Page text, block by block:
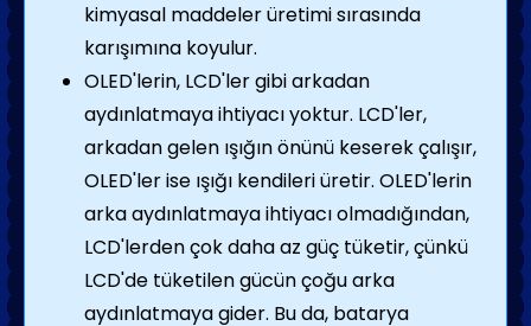
kimyasal maddeler üretimi sırasında
karışımına koyulur.
OLED'lerin, LCD'ler gibi arkadan
aydınlatmaya ihtiyacı yoktur. LCD'ler,
arkadan gelen ışığın önünü keserek çalışır,
OLED'ler ise ışığı kendileri üretir. OLED'lerin
arka aydınlatmaya ihtiyacı olmadığından,
LCD'lerden çok daha az güç tüketir, çünkü
LCD'de tüketilen gücün çoğu arka
aydınlatmaya gider. Bu da, batarya